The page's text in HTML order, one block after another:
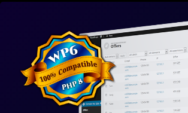
ワ
ー
ド
プ
レ
ス
と